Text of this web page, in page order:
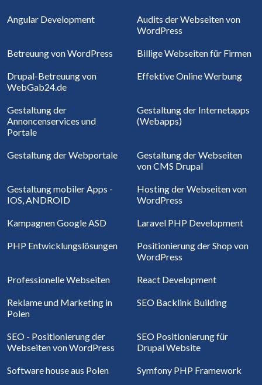
Angular Development
Audits der Webseiten von
WordPress
Betreuung von WordPress Billige Webseiten für Firmen
Drupal-Betreuung von
WebGab24.de
Effektive Online Werbung
Gestaltung der
Annoncenservices und
Portale
Gestaltung der Internetapps
(Webapps)
Gestaltung der Webportale
Gestaltung der Webseiten
von CMS Drupal
Gestaltung mobiler Apps -
IOS, ANDROID
Hosting der Webseiten von
WordPress
Kampagnen Google ASD Laravel PHP Development
PHP Entwicklungslösungen
Positionierung der Shop von
WordPress
Professionelle Webseiten React Development
Reklame und Marketing in
Polen
SEO Backlink Building
SEO - Positionierung der
Webseiten von WordPress
SEO Positionierung für
Drupal Website
Software house aus Polen Symfony PHP Framework